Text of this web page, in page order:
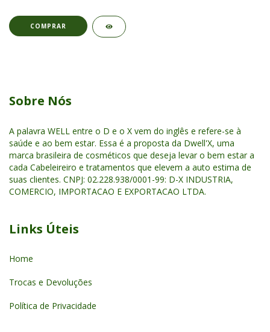
Sobre Nós
A palavra WELL entre o D e o X vem do inglês e refere-se à
saúde e ao bem estar. Essa é a proposta da Dwell'X, uma
marca brasileira de cosméticos que deseja levar o bem estar a
cada Cabeleireiro e tratamentos que elevem a auto estima de
suas clientes. CNPJ: 02.228.938/0001-99: D-X INDUSTRIA,
COMERCIO, IMPORTACAO E EXPORTACAO LTDA.
Links Úteis
Home
Trocas e Devoluções
Política de Privacidade